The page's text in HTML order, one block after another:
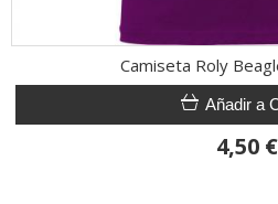
Camiseta Roly
Añadir a
4,50 €